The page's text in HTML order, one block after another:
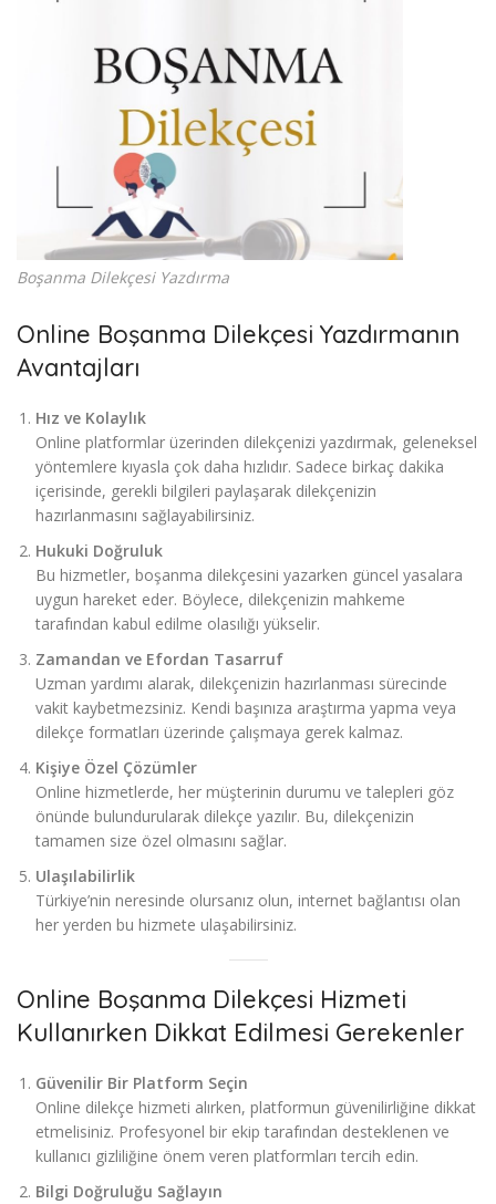
Boşanma Dilekçesi Yazdırma
Online Boşanma Dilekçesi Yazdırmanın
Avantajları
Hız ve Kolaylık
Online platformlar üzerinden dilekçenizi yazdırmak, geleneksel
yöntemlere kıyasla çok daha hızlıdır. Sadece birkaç dakika
içerisinde, gerekli bilgileri paylaşarak dilekçenizin
hazırlanmasını sağlayabilirsiniz.
Hukuki Doğruluk
Bu hizmetler, boşanma dilekçesini yazarken güncel yasalara
uygun hareket eder. Böylece, dilekçenizin mahkeme
tarafından kabul edilme olasılığı yükselir.
Zamandan ve Efordan Tasarruf
Uzman yardımı alarak, dilekçenizin hazırlanması sürecinde
vakit kaybetmezsiniz. Kendi başınıza araştırma yapma veya
dilekçe formatları üzerinde çalışmaya gerek kalmaz.
Kişiye Özel Çözümler
Online hizmetlerde, her müşterinin durumu ve talepleri göz
önünde bulundurularak dilekçe yazılır. Bu, dilekçenizin
tamamen size özel olmasını sağlar.
Ulaşılabilirlik
Türkiye’nin neresinde olursanız olun, internet bağlantısı olan
her yerden bu hizmete ulaşabilirsiniz.
Online Boşanma Dilekçesi Hizmeti
Kullanırken Dikkat Edilmesi Gerekenler
Güvenilir Bir Platform Seçin
Online dilekçe hizmeti alırken, platformun güvenilirliğine dikkat
etmelisiniz. Profesyonel bir ekip tarafından desteklenen ve
kullanıcı gizliliğine önem veren platformları tercih edin.
Bilgi Doğruluğu Sağlayın